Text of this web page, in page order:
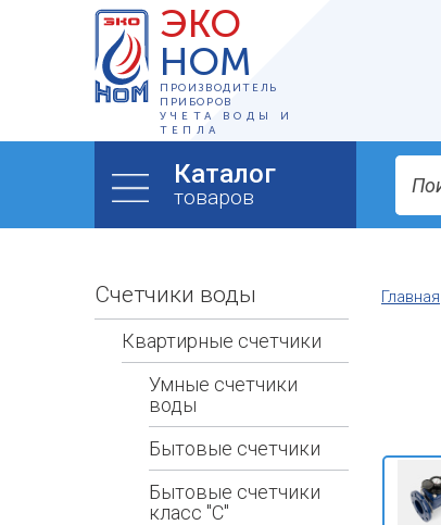
ЭКО
НОМ
ПРОИЗВОДИТЕЛЬ
ПРИБОРОВ
УЧЕТА ВОДЫ И
ТЕПЛА
Каталог
товаров
Счетчики воды
Квартирные счетчики
Умные счетчики
воды
Бытовые счетчики
Бытовые счетчики
класс "С"
Главная